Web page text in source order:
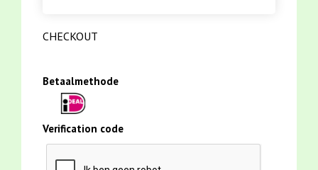
CHECKOUT
Betaalmethode
Verification code